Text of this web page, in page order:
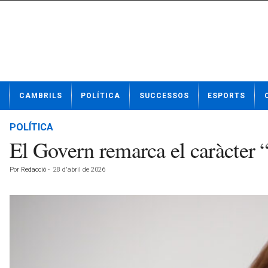
t
CAMBRILS POLÍTICA SUCCESSOS ESPORTS
POLÍTICA
El Govern remarca el caràcter
Por Redacció - 28 d'abril de 2026